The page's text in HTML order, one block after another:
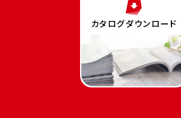
カタログダウンロード